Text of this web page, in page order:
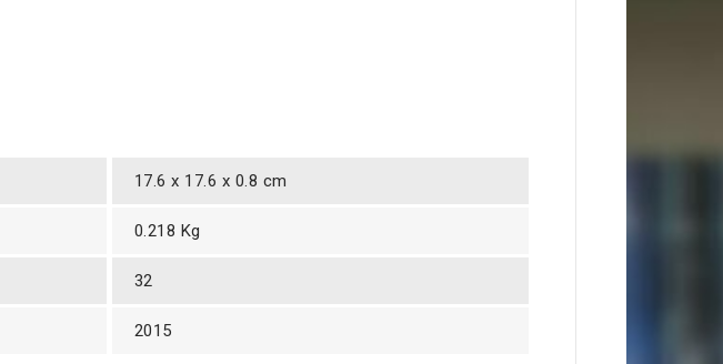
17.6 x 17.6 x 0.8 cm
0.218 Kg
32
2015